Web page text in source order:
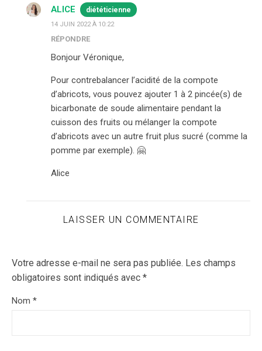
ALICE diététicienne
14 JUIN 2022 À 10:22
RÉPONDRE
Bonjour Véronique,
Pour contrebalancer l’acidité de la compote
d’abricots, vous pouvez ajouter 1 à 2 pincée(s) de
bicarbonate de soude alimentaire pendant la
cuisson des fruits ou mélanger la compote
d’abricots avec un autre fruit plus sucré (comme la
pomme par exemple). 🤗
Alice
LAISSER UN COMMENTAIRE
Votre adresse e-mail ne sera pas publiée. Les champs
obligatoires sont indiqués avec *
Nom *